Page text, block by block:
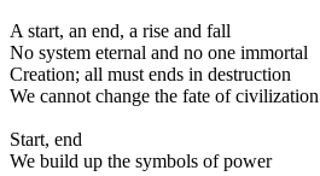
A start, an end, a rise and fall
No system eternal and no one immortal
Creation; all must ends in destruction
We cannot change the fate of civilization
Start, end
We build up the symbols of power